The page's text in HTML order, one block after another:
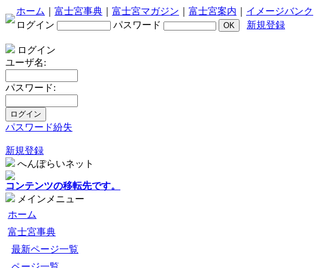
ホーム 富士宮事典 富士宮マガジン 富士宮案内 イメージバンク
ログイン
パスワード 新規登録
ログイン
ユーザ名:
パスワード:
パスワード紛失
新規登録
へんぽらいネット
コンテンツの移転先です。
メインメニュー
ホーム
富士宮事典
最新ページ一覧